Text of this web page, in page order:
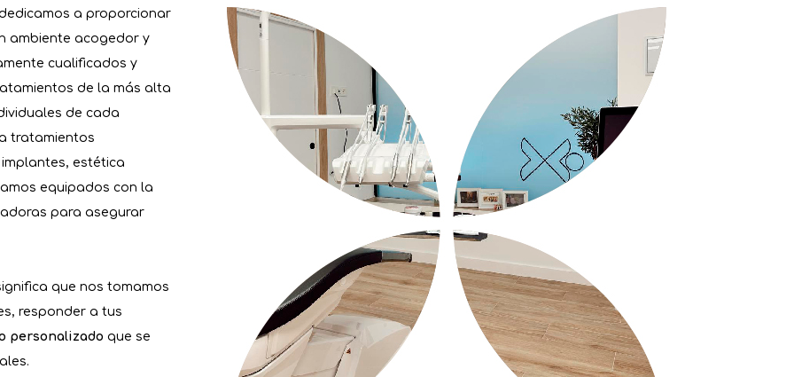
a proporcionar
ambiente acogedor y
cualificados y
de la más alta
de cada
tratamientos
estética
equipados con la
para asegurar
que nos tomamos
responder a tus
personalizado que se